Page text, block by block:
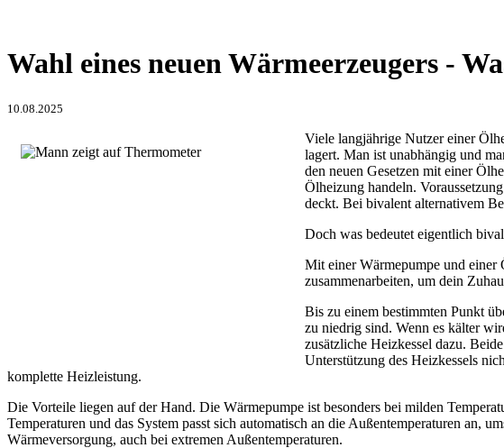
Wahl eines neuen Wärmeerzeugers -
10.08.2025
Viele langjährige Nutzer einer
lagert. Man ist unabhängig und
den neuen Gesetzen mit einer
Ölheizung handeln.
deckt. Bei bivalent alternativem
Doch was bedeutet eigentlich
Mit einer Wärmepumpe und einer
zusammenarbeiten, um dein
Bis zu einem bestimmten Punkt
zu niedrig sind. Wenn es kälter
zusätzliche Heizkessel dazu.
Unterstützung des Heizkessels
komplette Heizleistung.
Die Vorteile liegen auf der Hand. Die Wärmepumpe ist besonders bei milden
Temperaturen und das System passt sich automatisch an die Außentemperaturen an,
Wärmeversorgung, auch bei extremen Außentemperaturen.